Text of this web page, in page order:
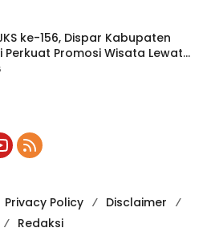
ke-156, Dispar Kabupaten
Perkuat Promosi Wisata Lewat
Privacy Policy
Disclaimer
Redaksi